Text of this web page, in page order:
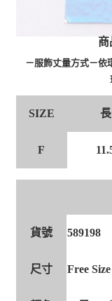
商
－服飾丈量方式－依
SIZE 長
F
貨號 589198
尺寸 Free